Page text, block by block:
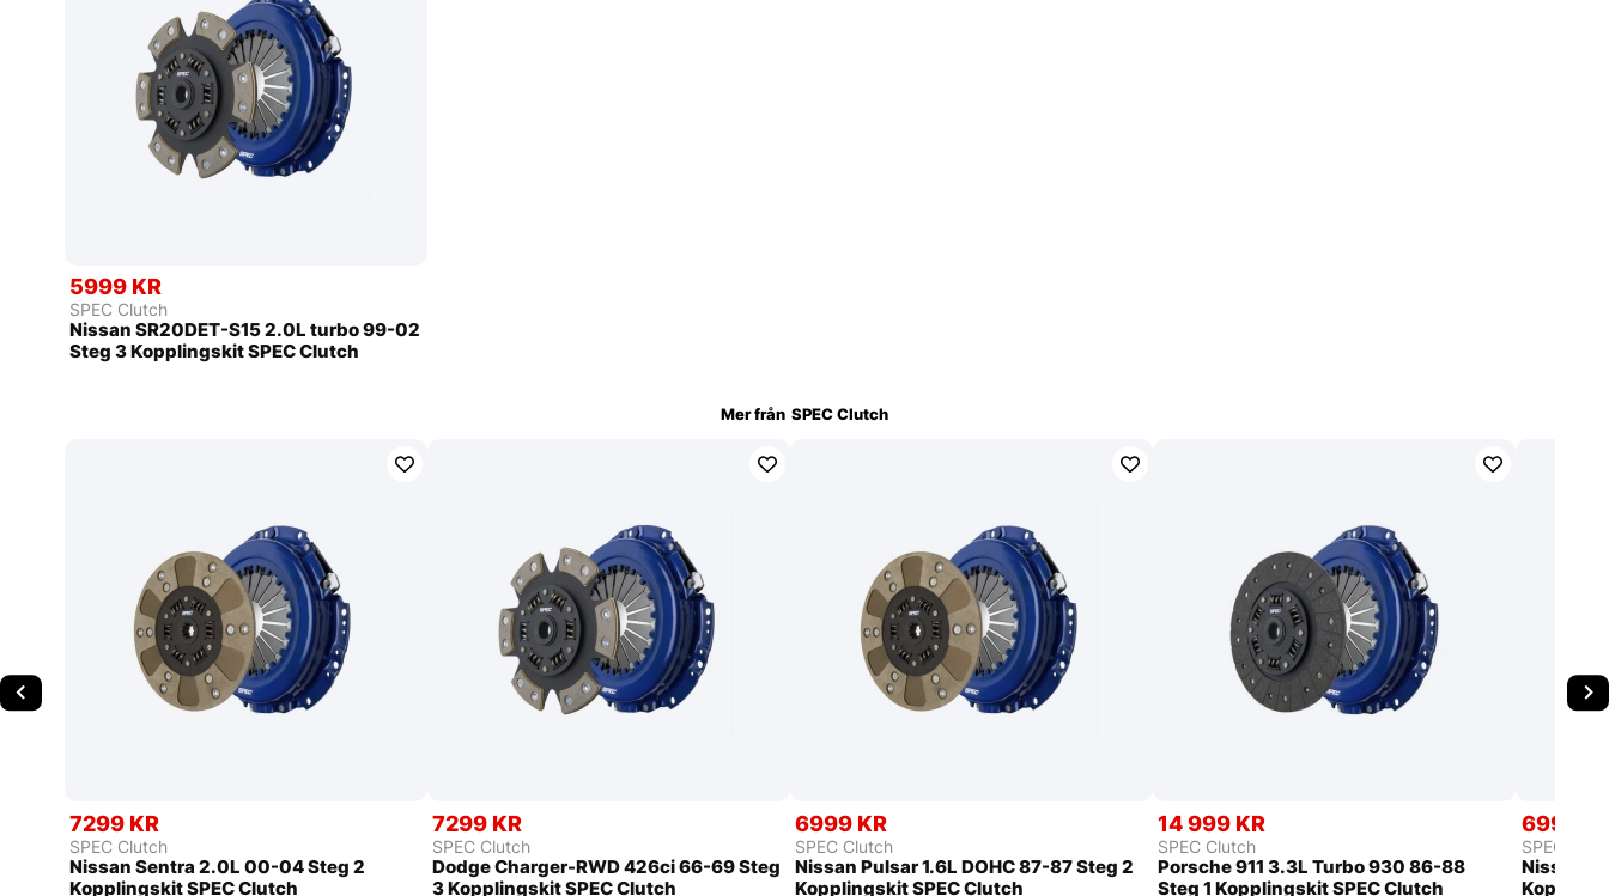
5999 KR
SPEC Clutch
Nissan SR20DET-S15 2.0L turbo 99-02
Steg 3 Kopplingskit SPEC Clutch
Mer från SPEC Clutch
7299 KR
SPEC Clutch
Nissan Sentra 2.0L 00-04 Steg 2
Kopplingskit SPEC Clutch
7299 KR
SPEC Clutch
Dodge Charger-RWD 426ci 66-69 Steg
3 Kopplingskit SPEC Clutch
6999 KR
SPEC Clutch
Nissan Pulsar 1.6L DOHC 87-87 Steg 2
Kopplingskit SPEC Clutch
14 999 KR
SPEC Clutch
Porsche 911 3.3L Turbo 930 86-88
Steg 1 Kopplingskit SPEC Clutch
6999
SPEC
Nissan